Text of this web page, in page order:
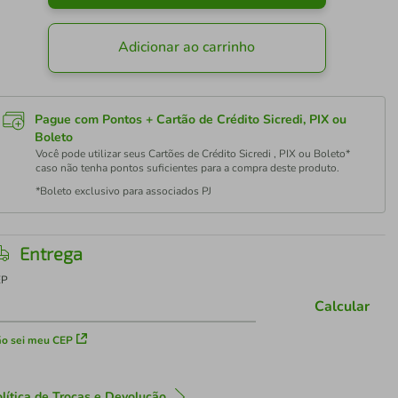
Adicionar ao carrinho
Pague com Pontos + Cartão de Crédito Sicredi, PIX ou
Boleto
Você pode utilizar seus Cartões de Crédito Sicredi , PIX ou Boleto*
caso não tenha pontos suficientes para a compra deste produto.
*Boleto exclusivo para associados PJ
Entrega
sei meu CEP
Calcular